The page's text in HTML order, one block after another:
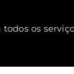
todos os